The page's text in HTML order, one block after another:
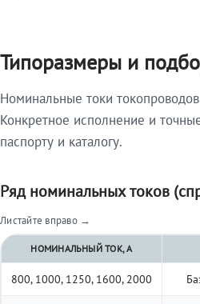
Типоразмеры и
Номинальные токи токопроводов
Конкретное исполнение и
паспорту и каталогу.
Ряд номинальных токов
Листайте вправо →
НОМИНАЛЬНЫЙ ТОК, А
800, 1000, 1250, 1600, 2000